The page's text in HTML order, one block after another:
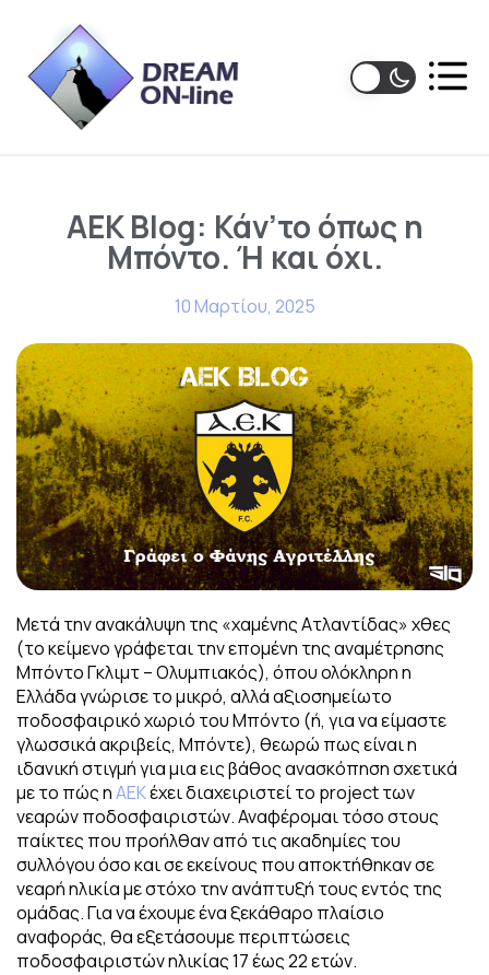
AEK Blog: Κάν’το όπως η
Μπόντο. Ή και όχι.
10 Μαρτίου, 2025
Μετά την ανακάλυψη της «χαμένης Ατλαντίδας» χθες
(το κείμενο γράφεται την επομένη της αναμέτρησης
Μπόντο Γκλιμτ – Ολυμπιακός), όπου ολόκληρη η
Ελλάδα γνώρισε το μικρό, αλλά αξιοσημείωτο
ποδοσφαιρικό χωριό του Μπόντο (ή, για να είμαστε
γλωσσικά ακριβείς, Μπόντε), θεωρώ πως είναι η
ιδανική στιγμή για μια εις βάθος ανασκόπηση σχετικά
με το πώς ηAEKέχει διαχειριστεί το project των
νεαρών ποδοσφαιριστών. Αναφέρομαι τόσο στους
παίκτες που προήλθαν από τις ακαδημίες του
συλλόγου όσο και σε εκείνους που αποκτήθηκαν σε
νεαρή ηλικία με στόχο την ανάπτυξή τους εντός της
ομάδας. Για να έχουμε ένα ξεκάθαρο πλαίσιο
αναφοράς, θα εξετάσουμε περιπτώσεις
ποδοσφαιριστών ηλικίας 17 έως 22 ετών.